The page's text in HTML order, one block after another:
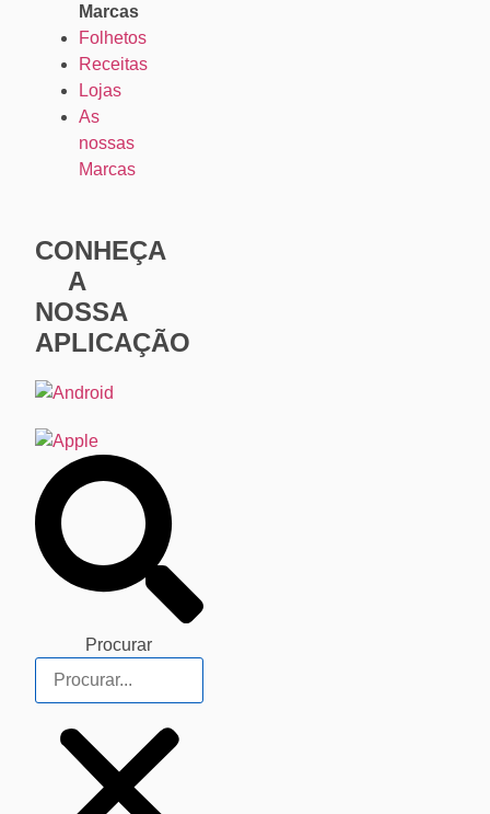
Marcas
Folhetos
Receitas
Lojas
As
nossas
Marcas
CONHEÇA
A
NOSSA
APLICAÇÃO
Procurar